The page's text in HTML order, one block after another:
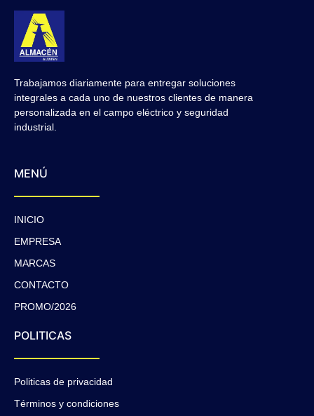
Trabajamos diariamente para entregar soluciones
integrales a cada uno de nuestros clientes de manera
personalizada en el campo eléctrico y seguridad
industrial.
MENÚ
INICIO
EMPRESA
MARCAS
CONTACTO
PROMO/2026
POLITICAS
Politicas de privacidad
Términos y condiciones